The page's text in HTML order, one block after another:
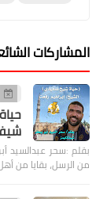
المشاركات
بقلم :سحر عبدالسيد
من الرسل، بقايا من